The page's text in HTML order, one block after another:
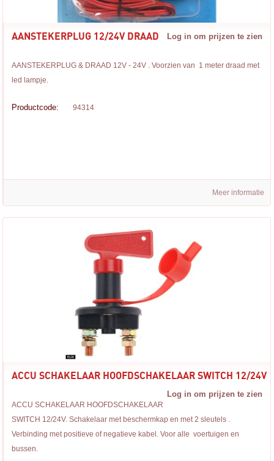
AANSTEKERPLUG 12/24V DRAAD Log in om prijzen te zien
AANSTEKERPLUG & DRAAD 12V - 24V . Voorzien van 1 meter draad met
led lampje.
Productcode: 94314
Meer informatie
ACCU SCHAKELAAR HOOFDSCHAKELAAR SWITCH 12/24V
Log in om prijzen te zien
ACCU SCHAKELAAR HOOFDSCHAKELAAR
SWITCH 12/24V. Schakelaar met beschermkap en met 2 sleutels .
Verbinding met positieve of negatieve kabel. Voor alle voertuigen en
bussen.